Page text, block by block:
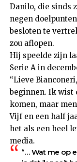
Danilo, die sinds
negen
besloten te
zou aflopen.
Hij speelde zijn
Serie A in
“Lieve
beginnen. Ik wist
komen, maar
Vijf en een half
het als een heel
media.
“… Wat me op